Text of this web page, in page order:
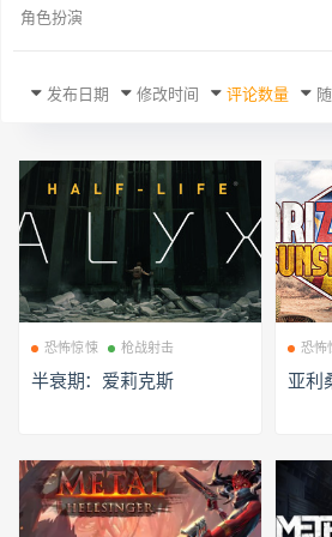
角色扮演
发布日期 修改时间 评论数量
恐怖惊悚 枪战射击
半衰期：爱莉克斯
恐怖
亚利